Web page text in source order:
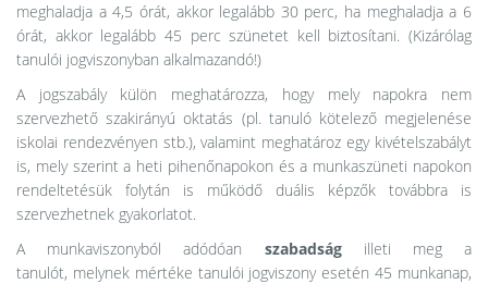
meghaladja a 4,5 órát, akkor legalább 30 perc, ha meghaladja a 6
órát, akkor legalább 45 perc szünetet kell biztosítani. (Kizárólag
tanulói jogviszonyban alkalmazandó!)
A jogszabály külön meghatározza, hogy mely napokra nem
szervezhető szakirányú oktatás (pl. tanuló kötelező megjelenése
iskolai rendezvényen stb.), valamint meghatároz egy kivételszabályt
is, mely szerint a heti pihenőnapokon és a munkaszüneti napokon
rendeltetésük folytán is működő duális képzők továbbra is
szervezhetnek gyakorlatot.
A munkaviszonyból adódóan szabadságilleti meg a
tanulót, melynek mértéke tanulói jogviszony esetén 45 munkanap,